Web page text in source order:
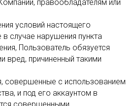
правообладателям или
условий настоящего
случае нарушения пункта
Пользователь обязуется
вред, причиненный такими
совершенные с использованием
и под его аккаунтом в